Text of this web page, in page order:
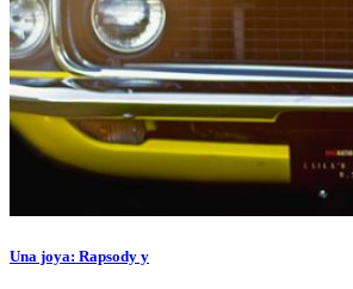
Una joya: Rapsody y